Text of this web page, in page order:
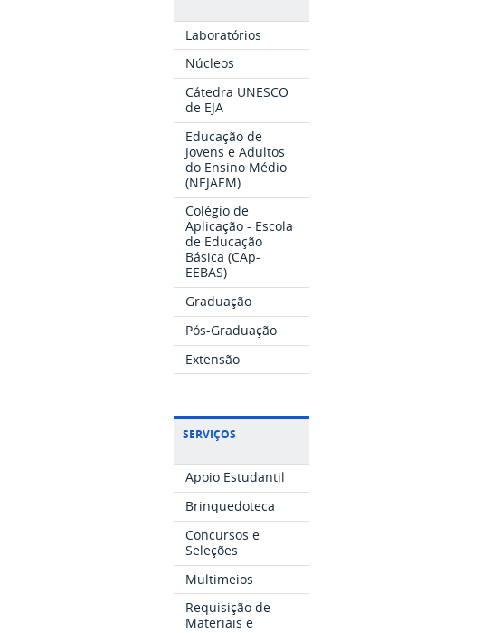
Laboratórios
Núcleos
Cátedra UNESCO
de EJA
Educação de
Jovens e Adultos
do Ensino Médio
(NEJAEM)
Colégio de
Aplicação - Escola
de Educação
Básica (CAp-
EEBAS)
Graduação
Pós-Graduação
Extensão
SERVIÇOS
Apoio Estudantil
Brinquedoteca
Concursos e
Seleções
Multimeios
Requisição de
Materiais e